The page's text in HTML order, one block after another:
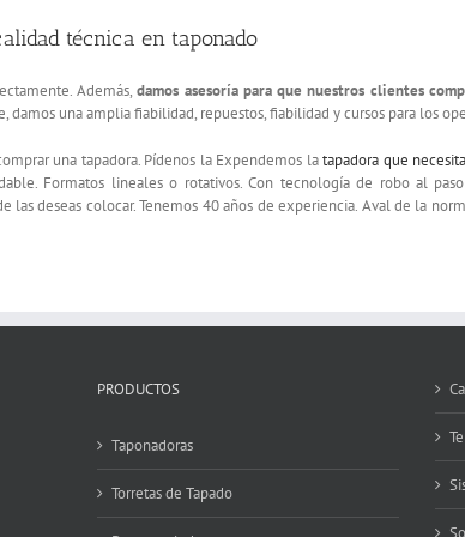
técnica en taponado
Además,damos asesoría para que nuestros clientes
damos una amplia fiabilidad, repuestos, fiabilidad y cursos para los
una tapadora. Pídenos la Expendemos latapadora que
Formatos lineales o rotativos. Con tecnología de robo al
las deseas colocar. Tenemos 40 años de experiencia. Aval de la
PRODUCTOS
Taponadoras
Torretas de Tapado